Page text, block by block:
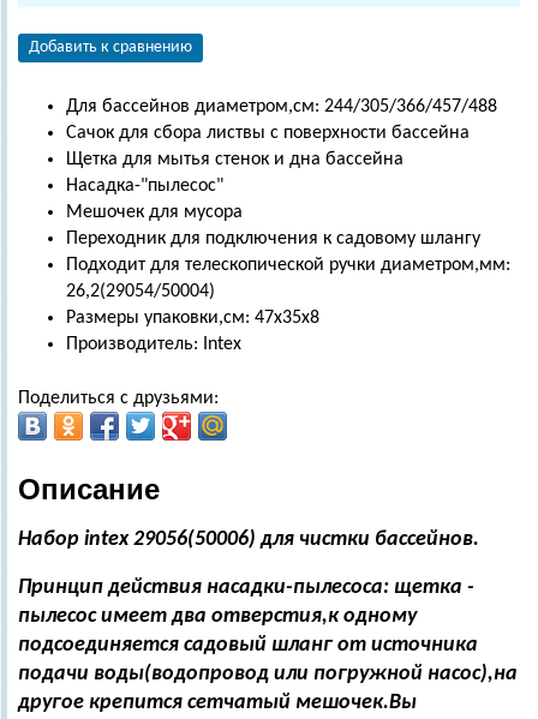
Добавить к сравнению
Для бассейнов диаметром,см: 244/305/366/457/488
Сачок для сбора листвы с поверхности бассейна
Щетка для мытья стенок и дна бассейна
Насадка-"пылесос"
Мешочек для мусора
Переходник для подключения к садовому шлангу
Подходит для телескопической ручки диаметром,мм:
26,2(29054/50004)
Размеры упаковки,см: 47х35х8
Производитель: Intex
Поделиться с друзьями:
Описание
Набор intex 29056(50006) для чистки бассейнов.
Принцип действия насадки-пылесоса: щетка -
пылесос имеет два отверстия,к одному
подсоединяется садовый шланг от источника
подачи воды(водопровод или погружной насос),на
другое крепится сетчатый мешочек.Вы